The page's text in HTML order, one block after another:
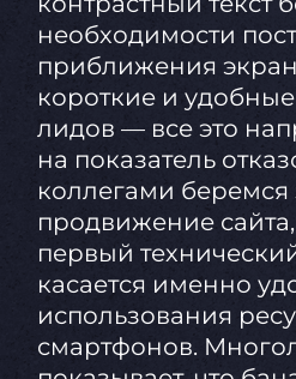
необходимости
приближения
короткие и
лидов — все это
на показатель
коллегами
продвижение
первый
касается именно
использования
смартфонов.